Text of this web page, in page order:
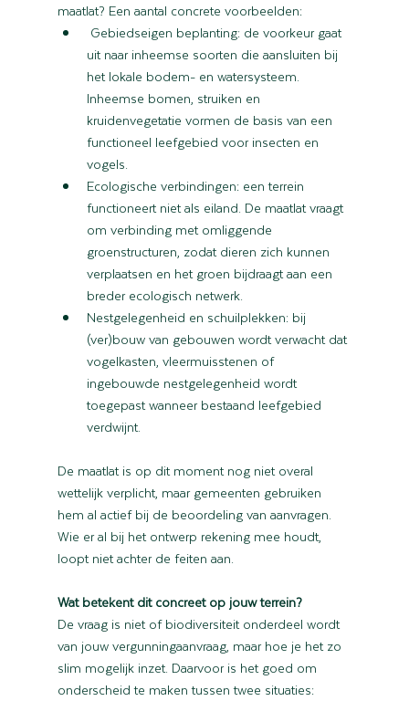
maatlat? Een aantal concrete voorbeelden:
Gebiedseigen beplanting: de voorkeur gaat
uit naar inheemse soorten die aansluiten bij
het lokale bodem- en watersysteem.
Inheemse bomen, struiken en
kruidenvegetatie vormen de basis van een
functioneel leefgebied voor insecten en
vogels.
Ecologische verbindingen: een terrein
functioneert niet als eiland. De maatlat vraagt
om verbinding met omliggende
groenstructuren, zodat dieren zich kunnen
verplaatsen en het groen bijdraagt aan een
breder ecologisch netwerk.
Nestgelegenheid en schuilplekken: bij
(ver)bouw van gebouwen wordt verwacht dat
vogelkasten, vleermuisstenen of
ingebouwde nestgelegenheid wordt
toegepast wanneer bestaand leefgebied
verdwijnt.
De maatlat is op dit moment nog niet overal
wettelijk verplicht, maar gemeenten gebruiken
hem al actief bij de beoordeling van aanvragen.
Wie er al bij het ontwerp rekening mee houdt,
loopt niet achter de feiten aan.
Wat betekent dit concreet op jouw terrein?
De vraag is niet of biodiversiteit onderdeel wordt
van jouw vergunningaanvraag, maar hoe je het zo
slim mogelijk inzet. Daarvoor is het goed om
onderscheid te maken tussen twee situaties: